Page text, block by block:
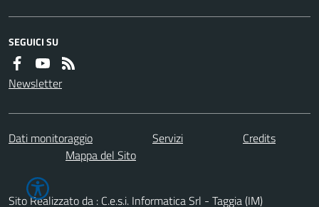
SEGUICI SU
Newsletter
Dati monitoraggio Servizi
Credits
Mappa del Sito
Sito Realizzato da : C.e.s.i. Informatica Srl - Taggia (IM)